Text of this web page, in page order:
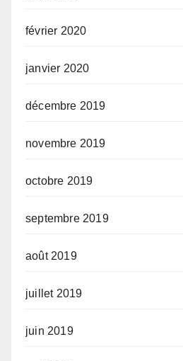
février 2020
janvier 2020
décembre 2019
novembre 2019
octobre 2019
septembre 2019
août 2019
juillet 2019
juin 2019